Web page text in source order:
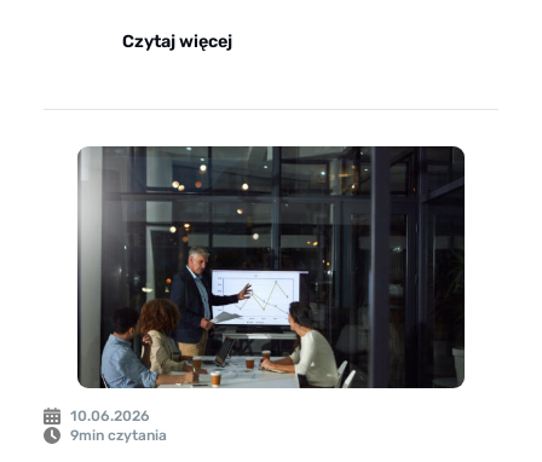
Czytaj więcej
10.06.2026
9min czytania